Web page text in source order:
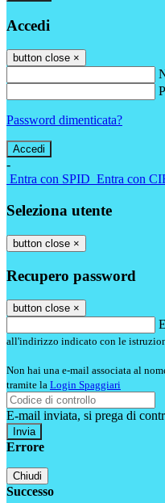
Accedi
button close ×
Password dimenticata?
-
Entra con SPID Entra con
Seleziona utente
button close ×
Recupero password
button close ×
all'indirizzo indicato con le
Non hai una e-mail associata al
tramite la Login Spaggiari
E-mail inviata, si prega di
Errore
Chiudi
Successo